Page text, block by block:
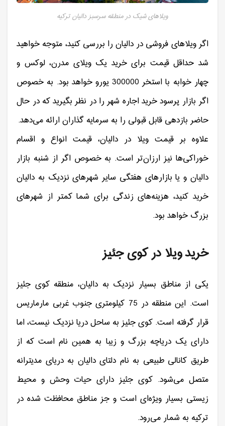
ویلاهای شیک در منطقه سرسبز دالیان ترکیه
اگر ویلاهای فروشی در دالیان را بررسی کنید، متوجه خواهید
شد حداقل قیمت برای خرید یک ویلای مدرن، لوکس و
چهار خوابه با استخر 300000 یورو خواهد بود. به خصوص
اگر بازار پرسود خرید اجاره شهر را در نظر بگیرید که در حال
حاضر بازدهی قابل قبولی را به سرمایه گذاران ارائه می‌دهد.
علاوه بر قیمت ویلا در دالیان، قیمت انواع و اقسام
خوراکی‌ها نیز ارزان‌تر است. به خصوص اگر از شنبه بازار
دالیان و یا بازارهای هفتگی سایر شهرهای نزدیک به دالیان
خرید کنید، هزینه‌های زندگی برای شما کمتر از شهرهای
بزرگ خواهد بود.
خرید ویلا در کوی جئیز
یکی از مناطق بسیار نزدیک به دالیان، منطقه کوی جئیز
است. این منطقه در 75 کیلومتری جنوب غربی مارماریس
قرار گرفته است. کوی جئیز به ساحل دریا نزدیک نیست، اما
دارای یک دریاچه بزرگ و زیبا به همین نام است که از
طریق کانالی طبیعی به نام دلتای دالیان به دریای مدیترانه
متصل می‌شود. کوی جئیز دارای حیات وحش و محیط
زیستی بسیار ویژه‌ای است و جز مناطق محافظت شده در
ترکیه به شمار می‌رود.